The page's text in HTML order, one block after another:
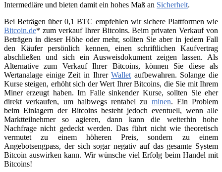
Intermediäre und bieten damit ein hohes Maß an Sicherheit.
Bei Beträgen über 0,1 BTC empfehlen wir sichere Plattformen wie
Bitcoin.de* zum verkauf Ihrer Bitcoins. Beim privaten Verkauf von
Beträgen in dieser Höhe oder mehr, sollten Sie aber in jedem Fall
den Käufer persönlich kennen, einen schriftlichen Kaufvertrag
abschließen und sich ein Ausweisdokument zeigen lassen. Als
Alternative zum Verkauf Ihrer Bitcoins, können Sie diese als
Wertanalage einige Zeit in IhrerWallet aufbewahren. Solange die
Kurse steigen, erhöht sich der Wert Ihrer Bitcoins, die Sie mit Ihrem
Miner erzeugt haben. Im Falle sinkender Kurse, sollten Sie eher
direkt verkaufen, um halbwegs rentabel zu minen. Ein Problem
beim Einlagern der Bitcoins besteht jedoch eventuell, wenn alle
Marktteilnehmer so agieren, dann kann die weiterhin hohe
Nachfrage nicht gedeckt werden. Das führt nicht wie theoretisch
vermutet zu einem höheren Preis, sondern zu einem
Angebotsengpass, der sich sogar negativ auf das gesamte System
Bitcoin auswirken kann. Wir wünsche viel Erfolg beim Handel mit
Bitcoins!